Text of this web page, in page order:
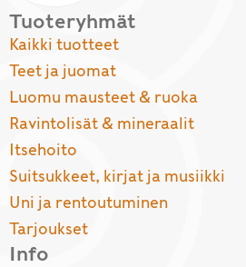
Tuoteryhmät
Kaikki tuotteet
Teet ja juomat
Luomu mausteet & ruoka
Ravintolisät & mineraalit
Itsehoito
Suitsukkeet, kirjat ja musiikki
Uni ja rentoutuminen
Tarjoukset
Info